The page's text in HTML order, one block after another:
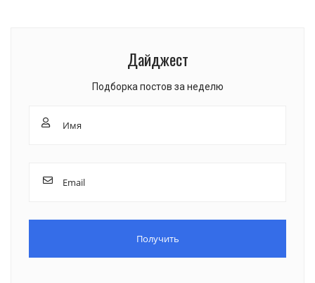
Дайджест
Подборка постов за неделю